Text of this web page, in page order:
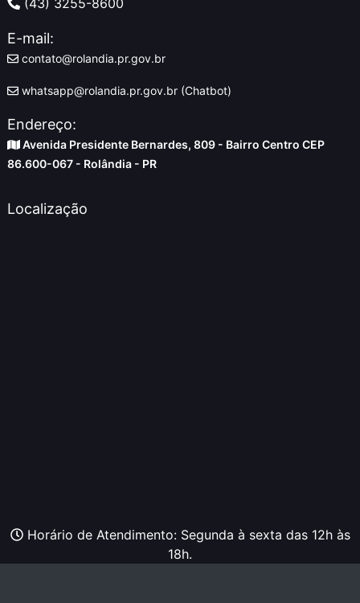
E-mail:
contato@rolandia.pr.gov.br
whatsapp@rolandia.pr.gov.br (Chatbot)
Endereço:
Avenida Presidente Bernardes, 809 - Bairro Centro CEP
86.600-067 - Rolândia - PR
Localização
Horário de Atendimento: Segunda à sexta das 12h às
18h.